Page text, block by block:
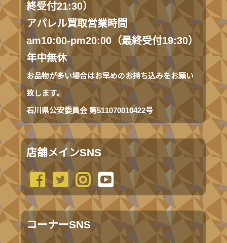
終受付21:30）
アパレル買取営業時間
am10:00-pm20:00（最終受付19:30）
年中無休
お品物が多い場合はお早めのお持ち込みをお願い
致します。
石川県公安委員会 第511070010422号
店舗メインSNS
コーナーSNS